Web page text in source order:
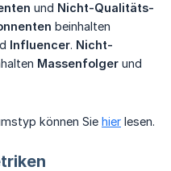
und Nicht-Qualitäts-
beinhalten
Influencer. Nicht-
Massenfolger und
können Sie hier lesen.